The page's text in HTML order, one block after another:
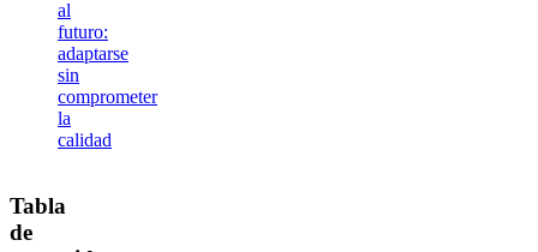
al
futuro:
adaptarse
sin
comprometer
la
calidad
Tabla
de